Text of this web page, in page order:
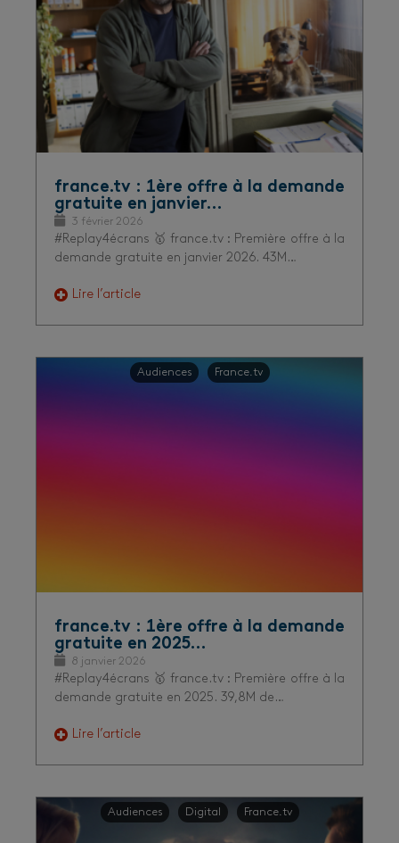
france.tv : 1ère offre à la demande
gratuite en janvier…
3 février 2026
#Replay4écrans 🥇 france.tv : Première offre à la
demande gratuite en janvier 2026. 43M…
Lire l’article
Audiences France.tv
france.tv : 1ère offre à la demande
gratuite en 2025…
8 janvier 2026
#Replay4écrans 🥇 france.tv : Première offre à la
demande gratuite en 2025. 39,8M de…
Lire l’article
Audiences Digital France.tv